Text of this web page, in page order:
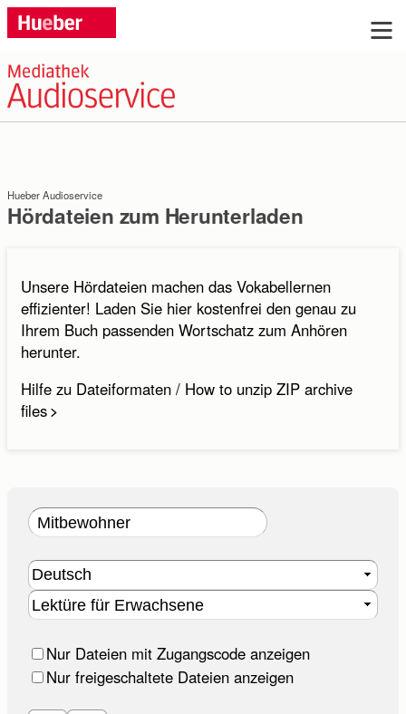
Hueber Audioservice
Hördateien zum Herunterladen
Unsere Hördateien machen das Vokabellernen
effizienter! Laden Sie hier kostenfrei den genau zu
Ihrem Buch passenden Wortschatz zum Anhören
herunter.
Hilfe zu Dateiformaten / How to unzip ZIP archive
files
Nur Dateien mit Zugangscode anzeigen
Nur freigeschaltete Dateien anzeigen
Sie haben Fragen?
Montag bis Donnerstag: 9:00 bis 17:00 Uhr, Freitag:
9:00 bis 16:00 Uhr
Anrede:
Vorname:
E-Mail-Adresse:
E-Mail wiederholen:
Telefon:
Bitte rufen Sie mich zurück. (Der Rückruf erfolgt